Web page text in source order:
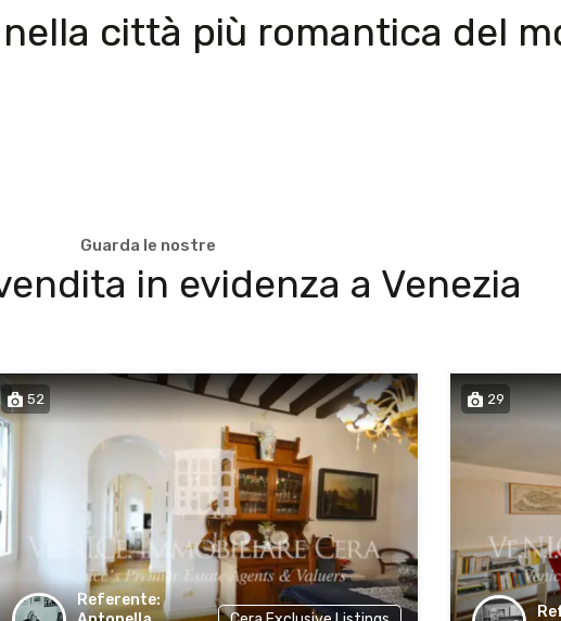
città più romantica del
Guarda le nostre
in evidenza a Venezia
52 29